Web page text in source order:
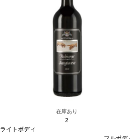
在庫あり
2
ライトボディ